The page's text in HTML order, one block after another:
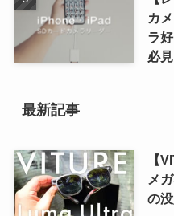
カ
ラ
必見
最新記事
【
メ
の